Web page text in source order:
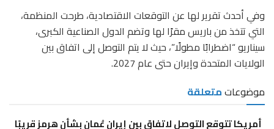
وفي أحدث تقرير لها عن التوقعات الاقتصادية، طرحت المنظمة،
التي تتخذ من باريس مقرًا لها وتضم الدول الصناعية الكبرى،
سيناريو “اضطرابًا مطولًا”، حيث لا يتم التوصل إلى اتفاق بين
الولايات المتحدة وإيران حتى عام 2027.
موضوعاتمتعلقة
أمريكا تتوقع التوصل لاتفاق بين إيران عُمان بشأن هرمز قريبًا